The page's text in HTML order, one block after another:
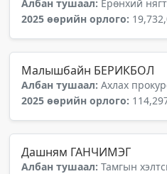
Албан тушаал: Ерөнхий
2025 өөрийн орлого:
Малышбайн БЕРИКБОЛ
Албан тушаал: Ахлах
2025 өөрийн орлого:
Дашням ГАНЧИМЭГ
Албан тушаал: Тамгын